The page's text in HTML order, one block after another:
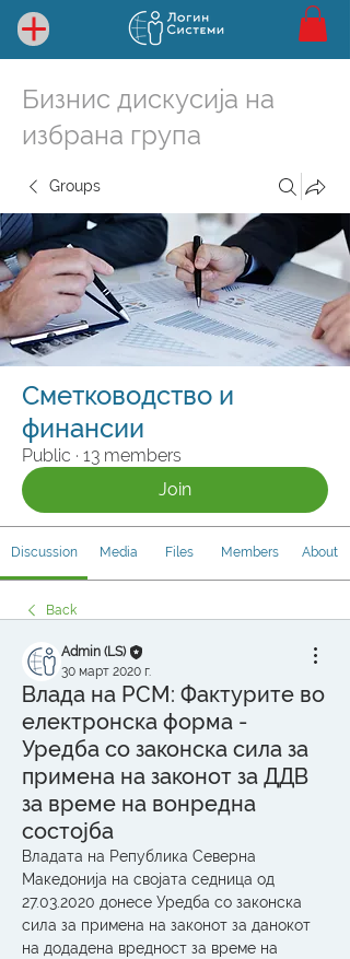
Бизнис дискусија на
избрана група
Groups
Сметководство и
финансии
Public · 13 members
Join
Discussion Media Files Members About
Back
Admin (LS)
30 март 2020 г.
Влада на РСМ: Фактурите во
електронска форма -
Уредба со законска сила за
примена на законот за ДДВ
за време на вонредна
состојба
Владата на Република Северна
Македонија на својата седница од
27.03.2020 донесе Уредба со законска
сила за примена на законот за данокот
на додадена вредност за време на